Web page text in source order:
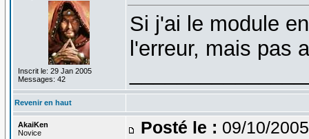
Inscrit le: 29 Jan 2005
Messages: 42
Si j'ai le module
l'erreur, mais pas
Revenir en haut
AkaiKen
Novice
Posté le : 09/10/